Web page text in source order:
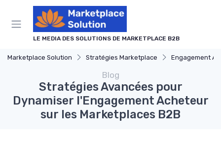
LE MEDIA DES SOLUTIONS DE MARKETPLACE B2B
Marketplace Solution Stratégies Marketplace Engagement
Blog
Stratégies Avancées pour
Dynamiser l'Engagement Acheteur
sur les Marketplaces B2B
Panneau de gestion des cookies